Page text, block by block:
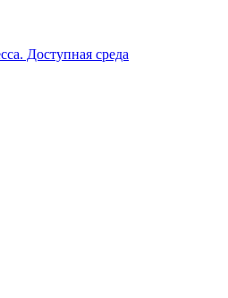
Доступная среда